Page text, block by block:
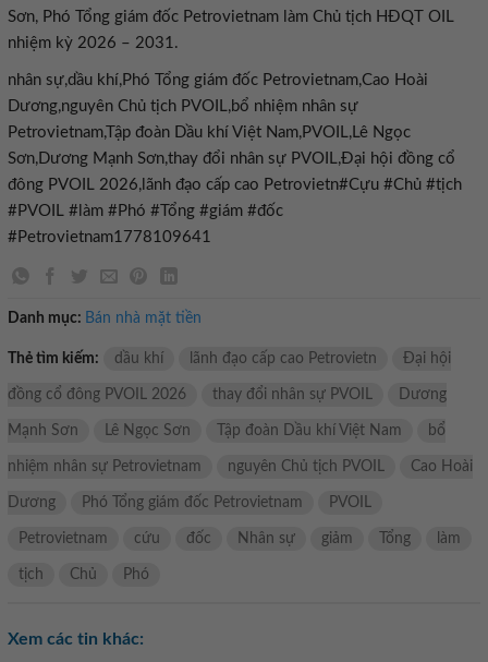
Sơn, Phó Tổng giám đốc Petrovietnam làm Chủ tịch HĐQT OIL
nhiệm kỳ 2026 – 2031.
nhân sự,dầu khí,Phó Tổng giám đốc Petrovietnam,Cao Hoài
Dương,nguyên Chủ tịch PVOIL,bổ nhiệm nhân sự
Petrovietnam,Tập đoàn Dầu khí Việt Nam,PVOIL,Lê Ngọc
Sơn,Dương Mạnh Sơn,thay đổi nhân sự PVOIL,Đại hội đồng cổ
đông PVOIL 2026,lãnh đạo cấp cao Petrovietn#Cựu #Chủ #tịch
#PVOIL #làm #Phó #Tổng #giám #đốc
#Petrovietnam1778109641
Danh mục: Bán nhà mặt tiền
Thẻ tìm kiếm: dầu khí lãnh đạo cấp cao Petrovietn Đại hội
đồng cổ đông PVOIL 2026 thay đổi nhân sự PVOIL Dương
Mạnh Sơn Lê Ngọc Sơn Tập đoàn Dầu khí Việt Nam bổ
nhiệm nhân sự Petrovietnam nguyên Chủ tịch PVOIL Cao Hoài
Dương Phó Tổng giám đốc Petrovietnam PVOIL
Petrovietnam cứu đốc Nhân sự giảm Tổng làm
tịch Chủ Phó
Xem các tin khác: